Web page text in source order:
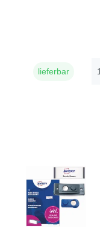
lieferbar